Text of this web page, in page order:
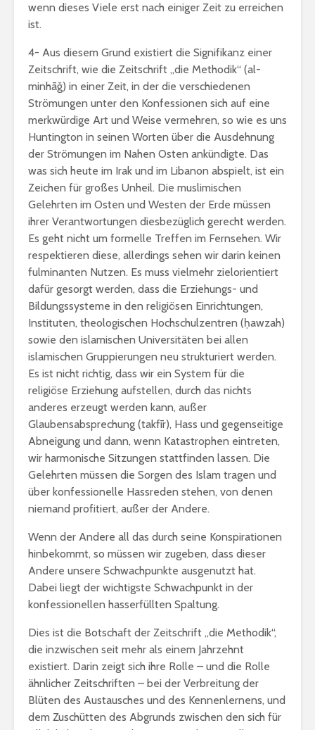
wenn dieses Viele erst nach einiger Zeit zu erreichen
ist.
4- Aus diesem Grund existiert die Signifikanz einer
Zeitschrift, wie die Zeitschrift „die Methodik“ (al-
minhāǧ) in einer Zeit, in der die verschiedenen
Strömungen unter den Konfessionen sich auf eine
merkwürdige Art und Weise vermehren, so wie es uns
Huntington in seinen Worten über die Ausdehnung
der Strömungen im Nahen Osten ankündigte. Das
was sich heute im Irak und im Libanon abspielt, ist ein
Zeichen für großes Unheil. Die muslimischen
Gelehrten im Osten und Westen der Erde müssen
ihrer Verantwortungen diesbezüglich gerecht werden.
Es geht nicht um formelle Treffen im Fernsehen. Wir
respektieren diese, allerdings sehen wir darin keinen
fulminanten Nutzen. Es muss vielmehr zielorientiert
dafür gesorgt werden, dass die Erziehungs- und
Bildungssysteme in den religiösen Einrichtungen,
Instituten, theologischen Hochschulzentren (ḥawzah)
sowie den islamischen Universitäten bei allen
islamischen Gruppierungen neu strukturiert werden.
Es ist nicht richtig, dass wir ein System für die
religiöse Erziehung aufstellen, durch das nichts
anderes erzeugt werden kann, außer
Glaubensabsprechung (takfīr), Hass und gegenseitige
Abneigung und dann, wenn Katastrophen eintreten,
wir harmonische Sitzungen stattfinden lassen. Die
Gelehrten müssen die Sorgen des Islam tragen und
über konfessionelle Hassreden stehen, von denen
niemand profitiert, außer der Andere.
Wenn der Andere all das durch seine Konspirationen
hinbekommt, so müssen wir zugeben, dass dieser
Andere unsere Schwachpunkte ausgenutzt hat.
Dabei liegt der wichtigste Schwachpunkt in der
konfessionellen hasserfüllten Spaltung.
Dies ist die Botschaft der Zeitschrift „die Methodik“,
die inzwischen seit mehr als einem Jahrzehnt
existiert. Darin zeigt sich ihre Rolle – und die Rolle
ähnlicher Zeitschriften – bei der Verbreitung der
Blüten des Austausches und des Kennenlernens, und
dem Zuschütten des Abgrunds zwischen den sich für